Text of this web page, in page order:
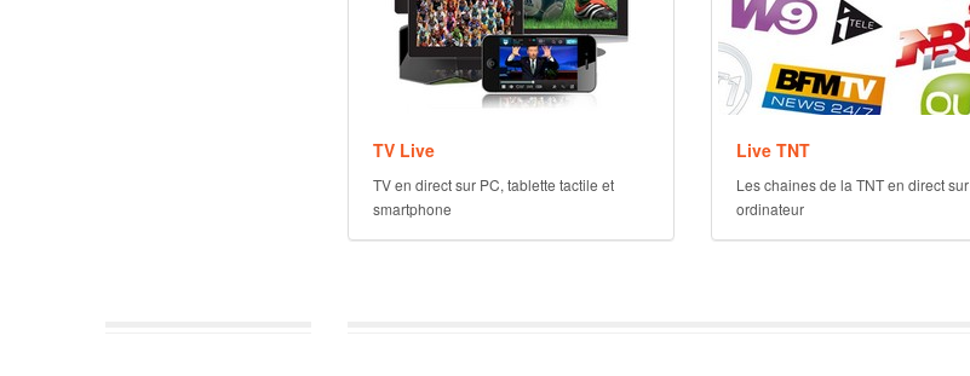
TV Live
TV en direct sur PC, tablette tactile et
smartphone
Live TNT
Les chaines de la TNT en direct sur
ordinateur